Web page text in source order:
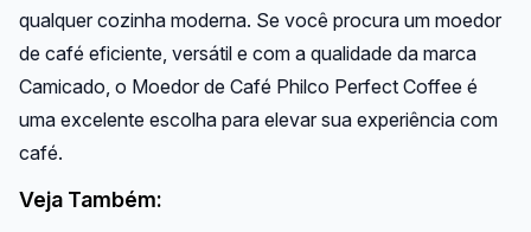
qualquer cozinha moderna. Se você procura um moedor
de café eficiente, versátil e com a qualidade da marca
Camicado, o Moedor de Café Philco Perfect Coffee é
uma excelente escolha para elevar sua experiência com
café.
Veja Também: